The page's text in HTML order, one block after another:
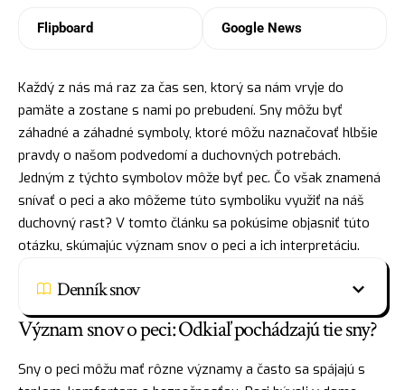
Flipboard Google News
Každý z nás má raz za čas sen, ktorý sa nám vryje do
pamäte a zostane s nami po prebudení. Sny môžu byť
záhadné a záhadné symboly, ktoré môžu naznačovať hlbšie
pravdy o našom podvedomí a duchovných potrebách.
Jedným z týchto symbolov môže byť pec. Čo však znamená
snívať o peci a ako môžeme túto symboliku využiť na náš
duchovný rast? V tomto článku sa pokúsime objasniť túto
otázku, skúmajúc význam snov o peci a ich interpretáciu.
Denník snov
Význam snov o peci: Odkiaľ pochádzajú tie sny?
Sny o peci môžu mať rôzne významy a často sa spájajú s